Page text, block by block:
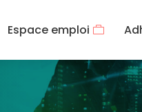
Espace emploi